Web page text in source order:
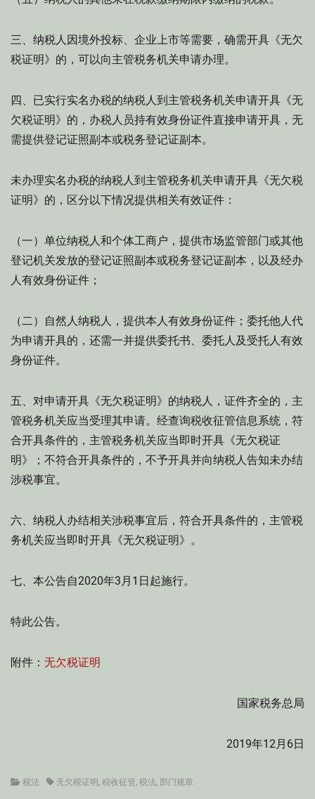
三、纳税人因境外投标、企业上市等需要，确需开具《无欠
税证明》的，可以向主管税务机关申请办理。
四、已实行实名办税的纳税人到主管税务机关申请开具《无
欠税证明》的，办税人员持有效身份证件直接申请开具，无
需提供登记证照副本或税务登记证副本。
未办理实名办税的纳税人到主管税务机关申请开具《无欠税
证明》的，区分以下情况提供相关有效证件：
（一）单位纳税人和个体工商户，提供市场监管部门或其他
登记机关发放的登记证照副本或税务登记证副本，以及经办
人有效身份证件；
（二）自然人纳税人，提供本人有效身份证件；委托他人代
为申请开具的，还需一并提供委托书、委托人及受托人有效
身份证件。
五、对申请开具《无欠税证明》的纳税人，证件齐全的，主
管税务机关应当受理其申请。经查询税收征管信息系统，符
合开具条件的，主管税务机关应当即时开具《无欠税证
明》；不符合开具条件的，不予开具并向纳税人告知未办结
涉税事宜。
六、纳税人办结相关涉税事宜后，符合开具条件的，主管税
务机关应当即时开具《无欠税证明》。
七、本公告自2020年3月1日起施行。
特此公告。
附件： 无欠税证明
国家税务总局
2019年12月6日
Categories
税法 Tags无欠税证明 , 税收征管, 税法, 部门规章